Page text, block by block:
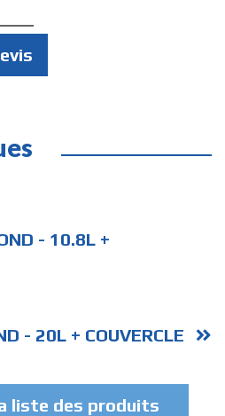
- 10.8L +
- 20L + COUVERCLE
liste des produits